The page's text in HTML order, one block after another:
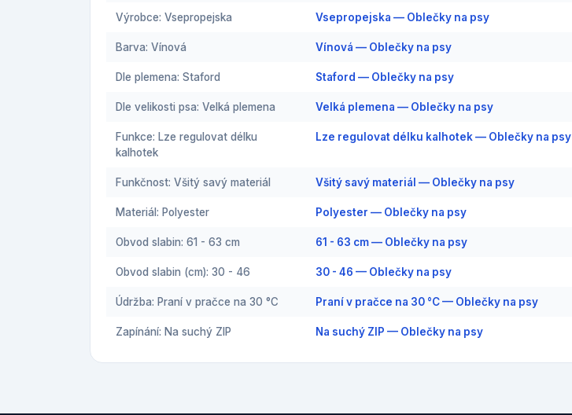
Výrobce: Vsepropejska Vsepropejska — Oblečky na psy
Barva: Vínová Vínová — Oblečky na psy
Dle plemena: Staford Staford — Oblečky na psy
Dle velikosti psa: Velká plemena Velká plemena — Oblečky na psy
Funkce: Lze regulovat délku
kalhotek
Lze regulovat délku kalhotek — Oblečky na psy
Funkčnost: Všitý savý materiál Všitý savý materiál — Oblečky na psy
Materiál: Polyester Polyester — Oblečky na psy
Obvod slabin: 61 - 63 cm 61 - 63 cm — Oblečky na psy
Obvod slabin (cm): 30 - 46 30 - 46 — Oblečky na psy
Údržba: Praní v pračce na 30 °C Praní v pračce na 30 °C — Oblečky na psy
Zapínání: Na suchý ZIP Na suchý ZIP — Oblečky na psy